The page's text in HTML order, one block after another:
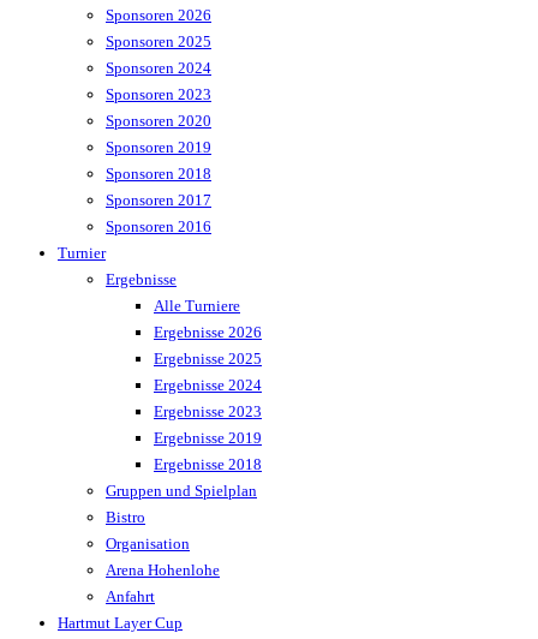
Sponsoren 2026
Sponsoren 2025
Sponsoren 2024
Sponsoren 2023
Sponsoren 2020
Sponsoren 2019
Sponsoren 2018
Sponsoren 2017
Sponsoren 2016
Turnier
Ergebnisse
Alle Turniere
Ergebnisse 2026
Ergebnisse 2025
Ergebnisse 2024
Ergebnisse 2023
Ergebnisse 2019
Ergebnisse 2018
Gruppen und Spielplan
Bistro
Organisation
Arena Hohenlohe
Anfahrt
Hartmut Layer Cup